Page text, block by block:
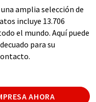
amplia selección de
incluye 13.706
el mundo. Aquí puede
para su
AHORA